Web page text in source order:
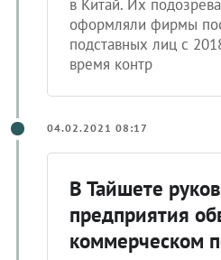
в Китай. Их
оформляли фирмы
подставных лиц с
время контр
04.02.2021 08:17
В Тайшете
предприятия
коммерческом